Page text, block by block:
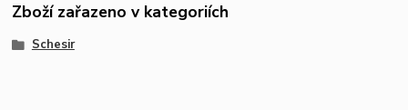
Zboží zařazeno v kategoriích
Schesir